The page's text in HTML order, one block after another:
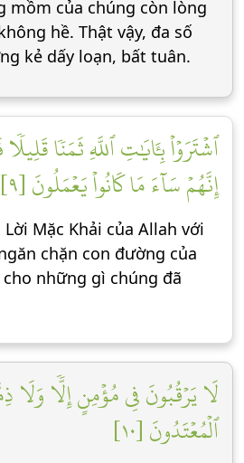
mồm của chúng còn lòng
hề. Thật vậy, đa số
kẻ dấy loạn, bất tuân.
ٱشۡتَرَوۡاْ بِـَٔايَٰتِ ٱللَّهِ ثَمَنٗا
إِنَّهُمۡ سَآءَ مَا كَانُواْ يَعۡمَلُونَ [٩]
Mặc Khải của Allah với
chặn con đường của
những gì chúng đã
لَا يَرۡقُبُونَ فِي مُؤۡمِنٍ إِلّٗا
ٱلۡمُعۡتَدُونَ [١٠]